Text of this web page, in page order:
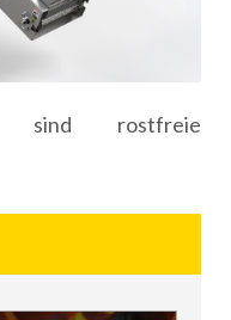
sind rostfreie